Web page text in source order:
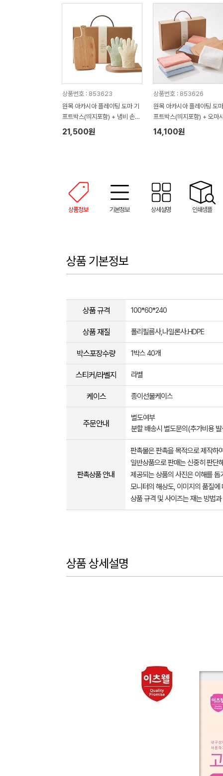
상품번호 : 853623
원목 아카시아 플레이팅 도마 기
프트박스(띄지포함) + 냄비 손잡
이 실리콘 장갑(2P) 기프트박스
21,500원
상품번호 : 853626
원목 아카시아 플레이팅 도
프트박스(띄지포함) + 오마
프 행주 + 기프트박스
14,100원
상품정보 기본정보 상세설명 인쇄샘플
상품 기본정보
상품 규격 100*60*240
상품 재질 폴리필름사,나일론사.HDPE
박스포장수량 1박스 40개
스티커/라벨지 라벨
케이스 종이선물케이스
주문안내
별도여부
분할 배송시 별도문의(추가비용
판촉상품 안내
판촉물은 판촉을 목적으로 제작하
일반상품으로 판매는 신중히 판단
제공되는 상품의 사진은 이해를
모니터의 해상도, 이미지의 품질
상품 규격 및 사이즈는 재는 방법
상품 상세설명